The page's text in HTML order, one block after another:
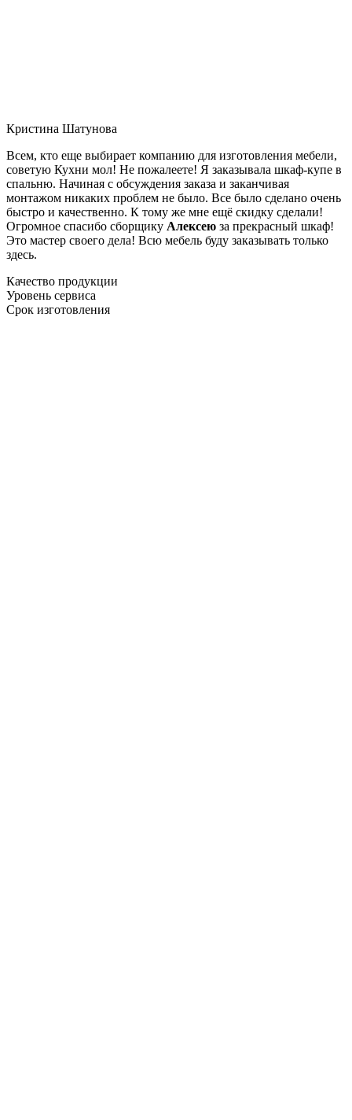
Кристина Шатунова
Всем, кто еще выбирает компанию для изготовления мебели,
советую Кухни мол! Не пожалеете! Я заказывала шкаф-купе в
спальню. Начиная с обсуждения заказа и заканчивая
монтажом никаких проблем не было. Все было сделано очень
быстро и качественно. К тому же мне ещё скидку сделали!
Огромное спасибо сборщику Алексею за прекрасный шкаф!
Это мастер своего дела! Всю мебель буду заказывать только
здесь.
Качество продукции
Уровень сервиса
Срок изготовления